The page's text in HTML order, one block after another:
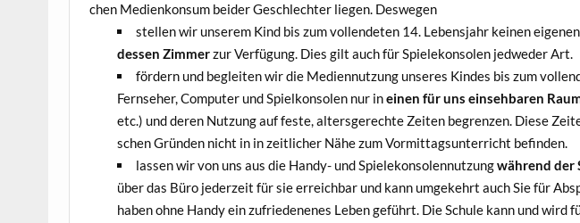
chen Medi­en­kon­sum bei­der Geschlech­ter lie­gen. Deswegen
stel­len wir unse­rem Kind bis zum voll­ende­ten 14. Lebens­jahr kei­nen
des­sen Zim­merzur Ver­fü­gung. Dies gilt auch für Spie­le­kon­so­len jed­we­der Art.
för­dern und beglei­ten wir die Medi­en­nut­zung unse­res Kin­des bis zum
Fern­se­her, Com­pu­ter und Spiel­kon­so­len nur ineinen für uns ein­seh­ba­ren
etc.) und deren Nut­zung auf fes­te, alters­ge­rech­te Zei­ten begren­zen. Die­se
schen Grün­den nicht in in zeit­li­cher Nähe zum Vor­mit­tags­un­ter­richt befinden.
las­sen wir von uns aus die Han­dy- und Spie­le­kon­so­len­nut­zungwäh­rend der
über das Büro jeder­zeit für sie erreich­bar und kann umge­kehrt auch Sie für
haben ohne Han­dy ein zufrie­de­ne­nes Leben geführt. Die Schu­le kann und wird